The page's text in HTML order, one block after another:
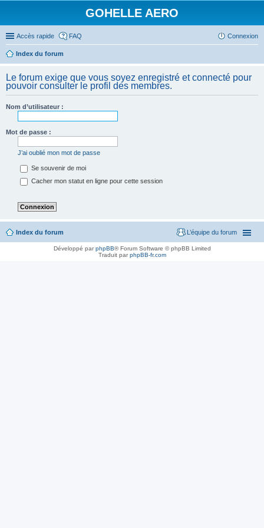
GOHELLE AERO
Accès rapide FAQ Connexion
Index du forum
Le forum exige que vous soyez enregistré et connecté pour
pouvoir consulter le profil des membres.
Nom d’utilisateur :
Mot de passe :
J’ai oublié mon mot de passe
Se souvenir de moi
Cacher mon statut en ligne pour cette session
Index du forum L’équipe du forum
Développé parphpBB® Forum Software © phpBB Limited
Traduit parphpBB-fr.com